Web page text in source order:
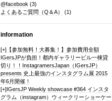
@facebook (3)
よくあるご質問（Q＆A）
(1)
information
[+]【参加無料！大募集！】参加費用全額
IGersJPが負担！都内ギャラリービル一棟貸
切り！！InstagramersJapan（IGersJP）
presents 史上最強のインスタグラム展 2015
年6月開催！
[+]IGersJP Weekly showcase #364 インスタ
グラム（instagram）ウィークリーショーケー